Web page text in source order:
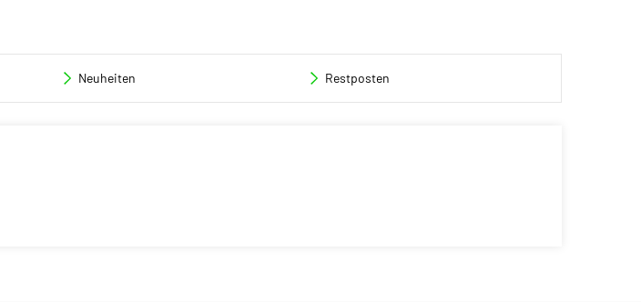
Neuheiten Restposten